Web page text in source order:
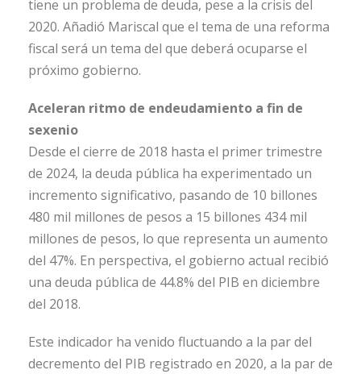
tiene un problema de deuda, pese a la crisis del
2020. Añadió Mariscal que el tema de una reforma
fiscal será un tema del que deberá ocuparse el
próximo gobierno.
Aceleran ritmo de endeudamiento a fin de
sexenio
Desde el cierre de 2018 hasta el primer trimestre
de 2024, la deuda pública ha experimentado un
incremento significativo, pasando de 10 billones
480 mil millones de pesos a 15 billones 434 mil
millones de pesos, lo que representa un aumento
del 47%. En perspectiva, el gobierno actual recibió
una deuda pública de 44.8% del PIB en diciembre
del 2018.
Este indicador ha venido fluctuando a la par del
decremento del PIB registrado en 2020, a la par de